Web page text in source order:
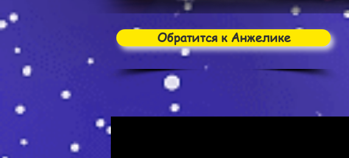
Обратится к Анжелике